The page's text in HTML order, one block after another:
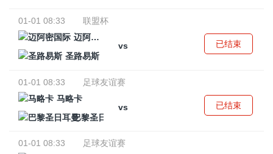
01-01 08:33
联盟杯
迈阿密国际
vs
圣路易斯
已结束
01-01 08:33
足球友谊赛
马略卡
vs
巴黎圣日耳曼
已结束
01-01 08:33
足球友谊赛